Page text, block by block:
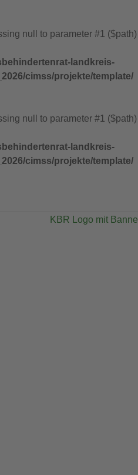
null to parameter #1 ($path)
landkreis-
cimss/projekte/template/
null to parameter #1 ($path)
landkreis-
cimss/projekte/template/